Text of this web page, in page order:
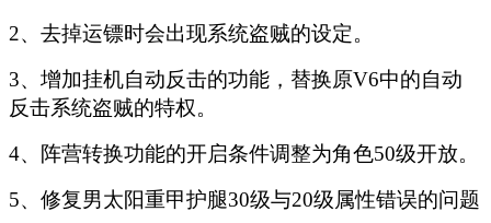
2、去掉运镖时会出现系统盗贼的设定。
3、增加挂机自动反击的功能，替换原V6中的自动
反击系统盗贼的特权。
4、阵营转换功能的开启条件调整为角色50级开放。
5、修复男太阳重甲护腿30级与20级属性错误的问题